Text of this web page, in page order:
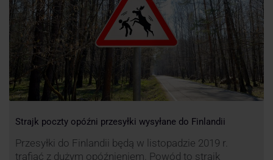
Strajk poczty opóźni przesyłki wysyłane do Finlandii
Przesyłki do Finlandii będą w listopadzie 2019 r.
trafiać z dużym opóźnieniem. Powód to strajk